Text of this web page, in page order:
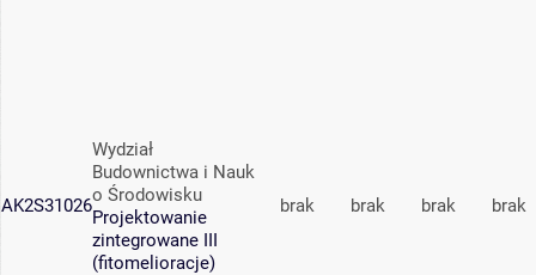
AK2S31026
Wydział
Budownictwa i Nauk
o Środowisku
Projektowanie
zintegrowane III
(fitomelioracje)
brak brak brak brak